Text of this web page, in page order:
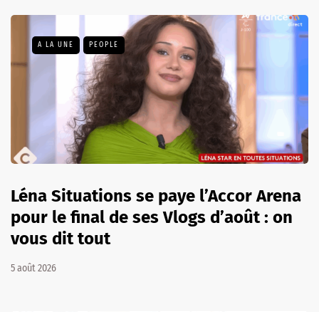
A LA UNE PEOPLE
Léna Situations se paye l’Accor Arena
pour le final de ses Vlogs d’août : on
vous dit tout
5 août 2026